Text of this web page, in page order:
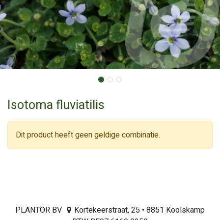
Isotoma fluviatilis
Dit product heeft geen geldige combinatie.
PLANTOR BV
Kortekeerstraat, 25 • 8851 Koolskamp